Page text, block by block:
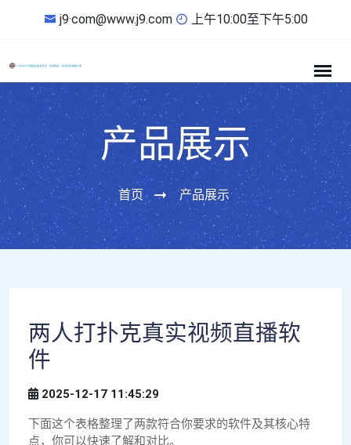
j9·com@www.j9.com 上午10:00至下午5:00
产品展示
首页 产品展示
两人打扑克真实视频直播软
件
2025-12-17 11:45:29
下面这个表格整理了两款符合你要求的软件及其核心特
点，你可以快速了解和对比。